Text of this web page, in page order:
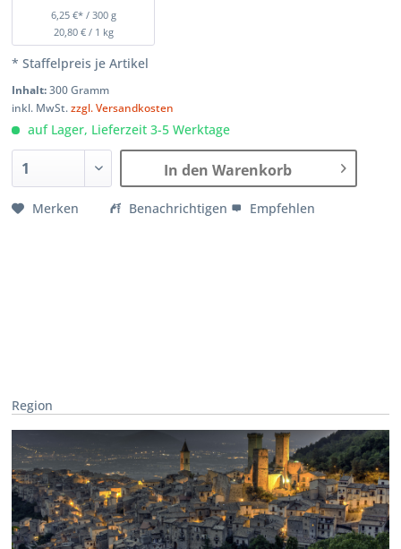
6,25 €* / 300 g
20,80 € / 1 kg
* Staffelpreis je Artikel
Inhalt:300 Gramm
inkl. MwSt.zzgl. Versandkosten
auf Lager, Lieferzeit 3-5 Werktage
In den Warenkorb
Merken Benachrichtigen Empfehlen
Region